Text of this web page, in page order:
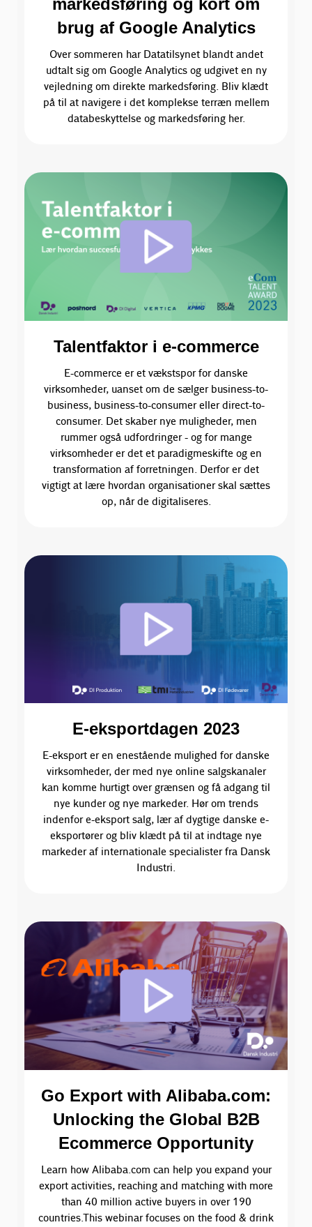
markedsføring og kort om
brug af Google Analytics
Over sommeren har Datatilsynet blandt andet
udtalt sig om Google Analytics og udgivet en ny
vejledning om direkte markedsføring. Bliv klædt
på til at navigere i det komplekse terræn mellem
databeskyttelse og markedsføring her.
Talentfaktor i e-commerce
E-commerce er et vækstspor for danske
virksomheder, uanset om de sælger business-to-
business, business-to-consumer eller direct-to-
consumer. Det skaber nye muligheder, men
rummer også udfordringer - og for mange
virksomheder er det et paradigmeskifte og en
transformation af forretningen. Derfor er det
vigtigt at lære hvordan organisationer skal sættes
op, når de digitaliseres.
E-eksportdagen 2023
E-eksport er en enestående mulighed for danske
virksomheder, der med nye online salgskanaler
kan komme hurtigt over grænsen og få adgang til
nye kunder og nye markeder. Hør om trends
indenfor e-eksport salg, lær af dygtige danske e-
eksportører og bliv klædt på til at indtage nye
markeder af internationale specialister fra Dansk
Industri.
Go Export with Alibaba.com:
Unlocking the Global B2B
Ecommerce Opportunity
Learn how Alibaba.com can help you expand your
export activities, reaching and matching with more
than 40 million active buyers in over 190
countries.This webinar focuses on the food & drink